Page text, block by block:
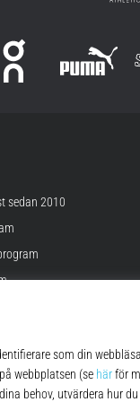
sedan 2010